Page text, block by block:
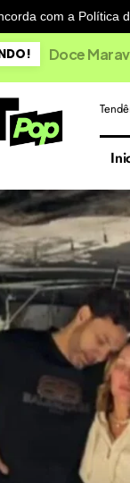
com a Política
Doce